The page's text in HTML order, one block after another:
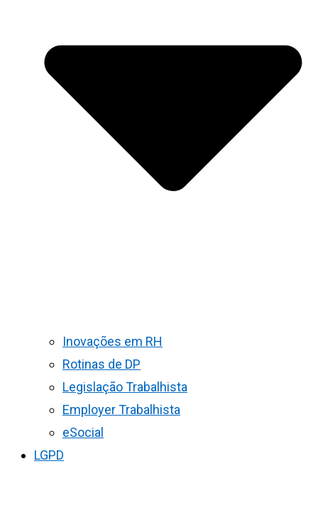
Inovações em RH
Rotinas de DP
Legislação Trabalhista
Employer Trabalhista
eSocial
LGPD